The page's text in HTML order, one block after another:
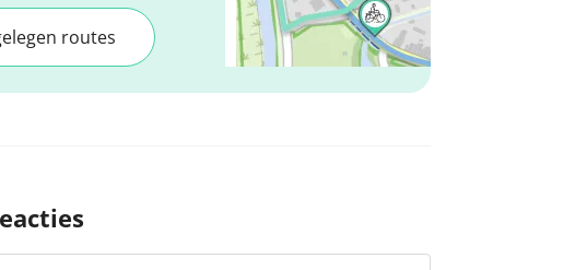
routes